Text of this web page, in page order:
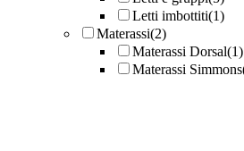
Letti imbottiti(1)
Materassi(2)
Materassi Dorsal(1)
Materassi Simmons